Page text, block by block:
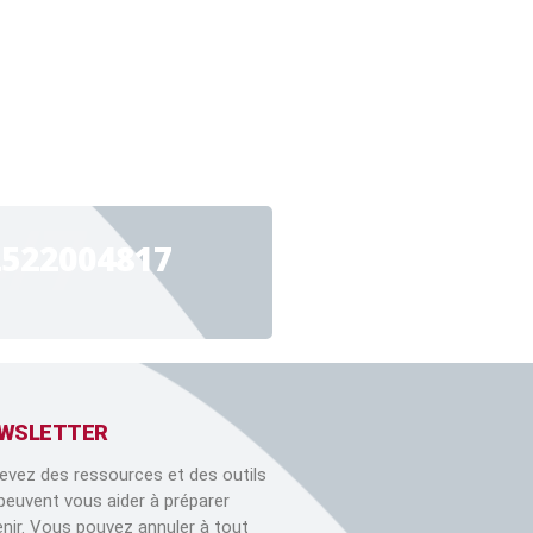
des ressources et des outils
vous aider à préparer
Vous pouvez annuler à tout